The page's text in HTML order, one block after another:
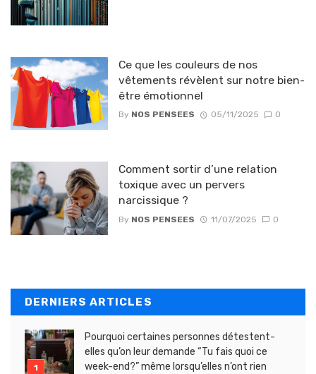
Ce que les couleurs de nos
vêtements révèlent sur notre bien-
être émotionnel
By NOS PENSEES 05/11/2025 0
Comment sortir d’une relation
toxique avec un pervers
narcissique ?
By NOS PENSEES 11/07/2025 0
DERNIERS ARTICLES
Pourquoi certaines personnes détestent-
elles qu’on leur demande “Tu fais quoi ce
week-end?” même lorsqu’elles n’ont rien